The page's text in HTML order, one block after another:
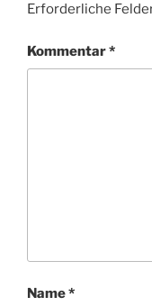
Erforderliche
Kommentar*
Name*